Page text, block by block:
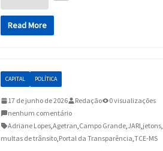
Read More
CAPITAL POLÍTICA
17 de junho de 2026 Redação
0 visualizações
nenhum comentário
Adriane Lopes,Agetran,Campo Grande,JARI,jetons,
multas de trânsito,Portal da Transparência,TCE-MS